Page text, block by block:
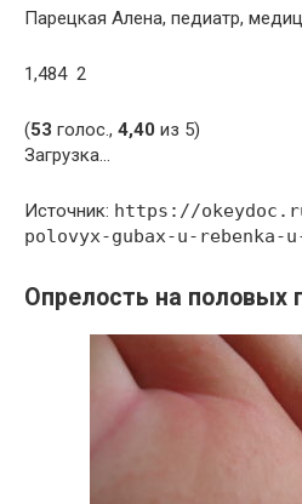
Парецкая Алена, педиатр,
1,484 2
(53 голос., 4,40 из 5)
Загрузка…
Источник: https://
polovyx-gubax-u-rebenka-
Опрелость на половых